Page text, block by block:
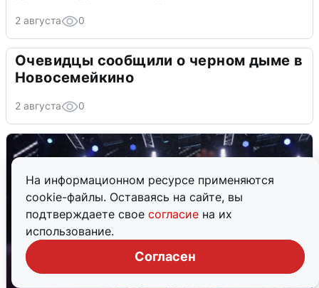
На информационном ресурсе применяются
cookie-файлы. Оставаясь на сайте, вы
подтверждаете свое согласие на их
использование.
Согласен
2 августа 0
Очевидцы сообщили о черном дыме в
Новосемейкино
2 августа 0